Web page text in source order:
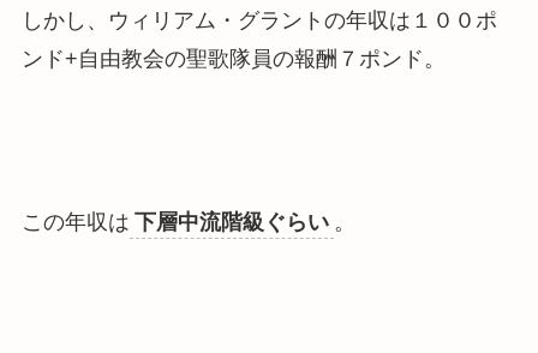
しかし、
ウィリアム・グラントの年収は１００ポ
ンド+自由教会の聖歌隊員の報酬７ポンド。
この年収は 下層中流階級ぐらい 。